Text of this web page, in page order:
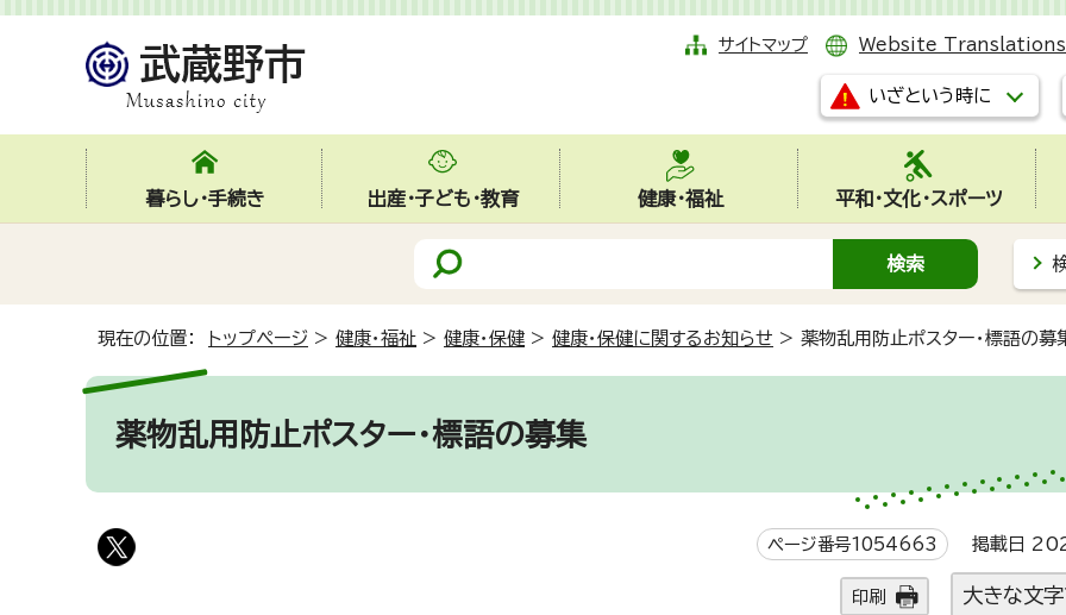
サイトマップ Website Translations
いざという時に
暮らし・手続き 出産・子ども・教育 健康・福祉 平和・文化・スポーツ
現在の位置： トップページ > 健康・福祉 > 健康・保健 > 健康・保健に関するお知らせ > 薬物乱用防止ポスター・標語の募
薬物乱用防止ポスター・標語の募集
ページ番号1054663 掲載日
印刷 大きな文